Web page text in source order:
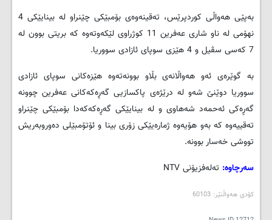
به‌پێی هه‌واڵی کوردپرێس، ته‌قینه‌وه‌ی بۆمبێکی چێنراو له‌ بینایێکی 4
نهۆمی له‌ ناو شاری عه‌فرین 11 کوژراوی لێکه‌وته‌وه‌ که‌ بریتی بوون له‌
7 که‌سی سڤیل و 4 هێزی سوپای ئازادی سووریا.
به‌ گوێره‌ی ئه‌و هه‌واڵانه‌ی بڵاو بوونه‌ته‌وه‌ هێزه‌کانی سوپای ئازادی
سووریا دوێنێ شه‌و له‌ درێژه‌ی پاکسازیی گه‌ڕه‌که‌کانی عه‌فرین چوونه‌
گه‌ڕه‌کی ئه‌حمه‌د شه‌هاوی و له‌ بینایێکی گه‌ڕه‌که‌که‌دا بۆمبێکی چێنراو
ته‌قییه‌وه‌ که‌ به‌و هۆیه‌وه‌ ژماره‌یێکی زۆری بینا و ئۆتۆمبێلی ده‌وروبه‌ریش
تووشی خه‌سار بوونه‌.
سه‌رچاوه‌: ته‌له‌فزیۆنی NTV
کۆدی هه‌واڵنێر: 60103